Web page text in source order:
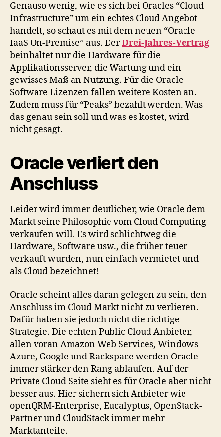
Genauso wenig, wie es sich bei Oracles “Cloud
Infrastructure” um ein echtes Cloud Angebot
handelt, so schaut es mit dem neuen “Oracle
IaaS On-Premise” aus. DerDrei-Jahres-Vertrag
beinhaltet nur die Hardware für die
Applikationsserver, die Wartung und ein
gewisses Maß an Nutzung. Für die Oracle
Software Lizenzen fallen weitere Kosten an.
Zudem muss für “Peaks” bezahlt werden. Was
das genau sein soll und was es kostet, wird
nicht gesagt.
Oracle verliert den
Anschluss
Leider wird immer deutlicher, wie Oracle dem
Markt seine Philosophie vom Cloud Computing
verkaufen will. Es wird schlichtweg die
Hardware, Software usw., die früher teuer
verkauft wurden, nun einfach vermietet und
als Cloud bezeichnet!
Oracle scheint alles daran gelegen zu sein, den
Anschluss im Cloud Markt nicht zu verlieren.
Dafür haben sie jedoch nicht die richtige
Strategie. Die echten Public Cloud Anbieter,
allen voran Amazon Web Services, Windows
Azure, Google und Rackspace werden Oracle
immer stärker den Rang ablaufen. Auf der
Private Cloud Seite sieht es für Oracle aber nicht
besser aus. Hier sichern sich Anbieter wie
openQRM-Enterprise, Eucalyptus, OpenStack-
Partner und CloudStack immer mehr
Marktanteile.